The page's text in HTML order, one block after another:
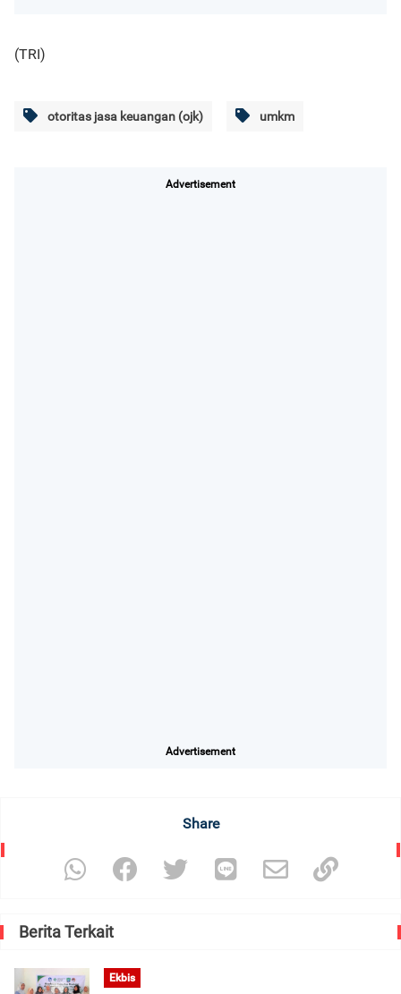
(TRI)
otoritas jasa keuangan (ojk) umkm
Advertisement
Advertisement
Share
Berita Terkait
Ekbis